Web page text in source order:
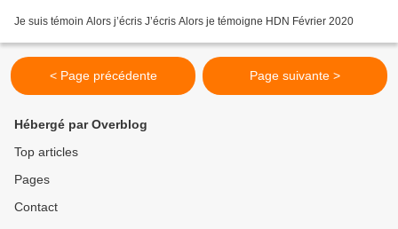
Je suis témoin Alors j’écris J’écris Alors je témoigne HDN Février 2020
< Page précédente Page suivante >
Hébergé par Overblog
Top articles
Pages
Contact